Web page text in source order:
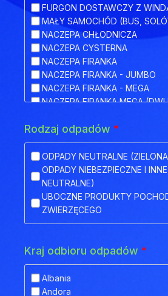
FURGON DOSTAWCZY Z
MAŁY SAMOCHÓD (BUS,
NACZEPA CHŁODNICZA
NACZEPA CYSTERNA
NACZEPA FIRANKA
NACZEPA FIRANKA - JUMBO
NACZEPA FIRANKA - MEGA
NACZEPA FIRANKA MEGA
NACZEPA HAKOWA Z
NACZEPA IZOTERMA
NACZEPA KŁONICOWA
NACZEPA KONTENEROWA
NACZEPA MEGA
NACZEPA NISKOPODWOZIOWA
NACZEPA
POKŁADEM
NACZEPA PLATFORMA
NACZEPA PLATFORMOWA BDF
NACZEPA PRZEZNACZONA DO
ZWIERZĄT
Rodzaj odpadów *
ODPADY NEUTRALNE
ODPADY NIEBEZPIECZNE I
NEUTRALNE)
UBOCZNE PRODUKTY
ZWIERZĘCEGO
Kraj odbioru odpadów *
Albania
Andora